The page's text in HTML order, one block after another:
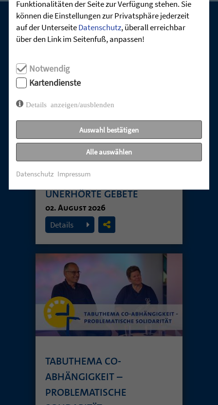
UNSERE AKTUELLEN GOTTESDIENSTE:
TABUTHEMA
ENTTÄUSCHUNG –
UNERHÖRTE GEBETE
02. August 2026
Details
TABUTHEMA CO-
ABHÄNGIGKEIT –
PROBLEMATISCHE
Funktionalitäten der Seite zur Verfügung stehen. Sie
können die Einstellungen zur Privatsphäre jederzeit
auf der UnterseiteDatenschutz, überall erreichbar
über den Link im Seitenfuß, anpassen!
Notwendig
Kartendienste
Details anzeigen/ausblenden
Auswahl bestätigen
Alle auswählen
Datenschutz Impressum